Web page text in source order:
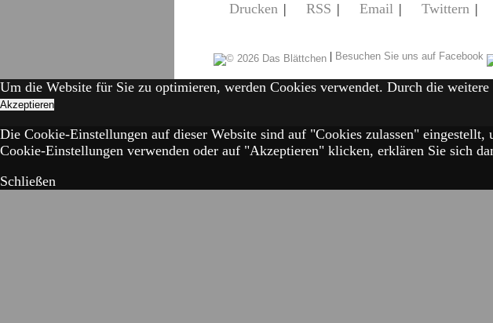
Drucken | RSS | Email | Twittern |
| Besuchen Sie uns auf Facebook
Um die Website für Sie zu optimieren, werden Cookies verwendet. Durch die
Akzeptieren
Die Cookie-Einstellungen auf dieser Website sind auf "Cookies zulassen"
Cookie-Einstellungen verwenden oder auf "Akzeptieren" klicken, erklären Sie sich
Schließen